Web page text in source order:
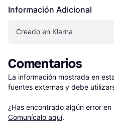
Información Adicional
Creado en Klarna
Comentarios
La información mostrada en
fuentes externas y debe
¿Has encontrado algún error
Comunícalo aquí.